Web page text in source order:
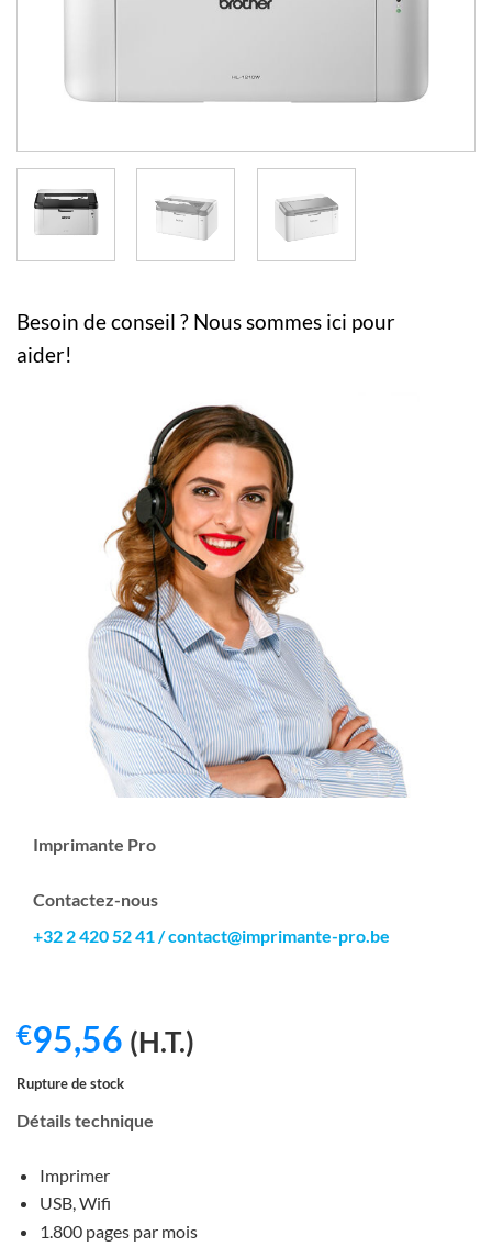
Besoin de conseil ? Nous sommes ici pour
aider!
Imprimante Pro
Contactez-nous
+32 2 420 52 41/contact@imprimante-pro.be
€95,56 (H.T.)
Rupture de stock
Détails technique
Imprimer
USB, Wifi
1.800 pages par mois